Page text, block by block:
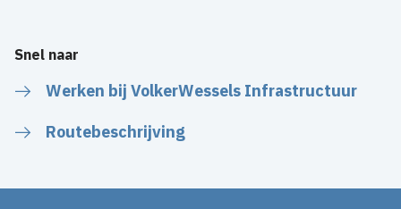
Snel naar
Werken bij VolkerWessels Infrastructuur
Routebeschrijving